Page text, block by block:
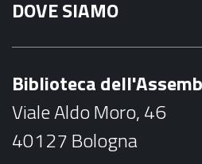
c
e
o
k
DOVE SIAMO
Biblioteca
Viale Aldo Moro, 46
40127 Bologna